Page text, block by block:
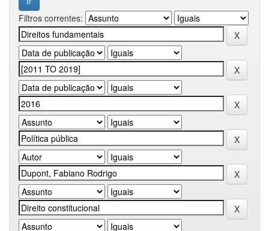
Filtros correntes: